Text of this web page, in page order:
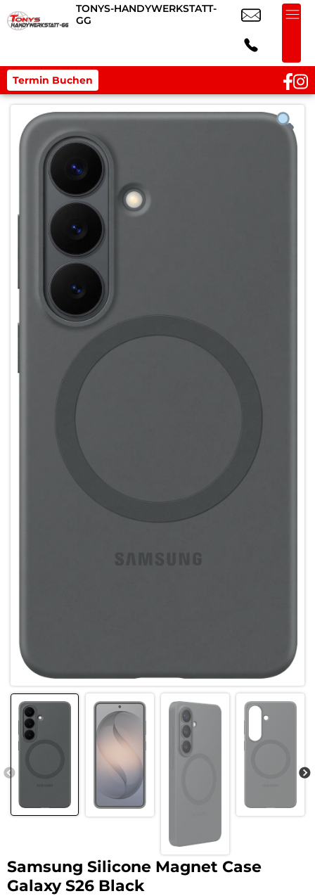
TONYS-HANDYWERKSTATT-
GG
Termin Buchen
Samsung Silicone Magnet Case
Galaxy S26 Black